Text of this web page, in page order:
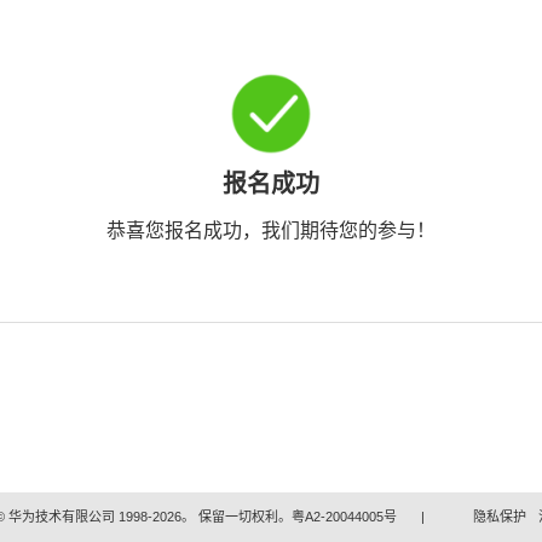
报名成功
恭喜您报名成功，我们期待您的参与！
华为技术有限公司 1998-2026。 保留一切权利。粤A2-20044005号 | 隐私保护